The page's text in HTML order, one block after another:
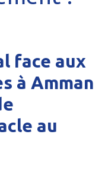
face aux
à Amman
au